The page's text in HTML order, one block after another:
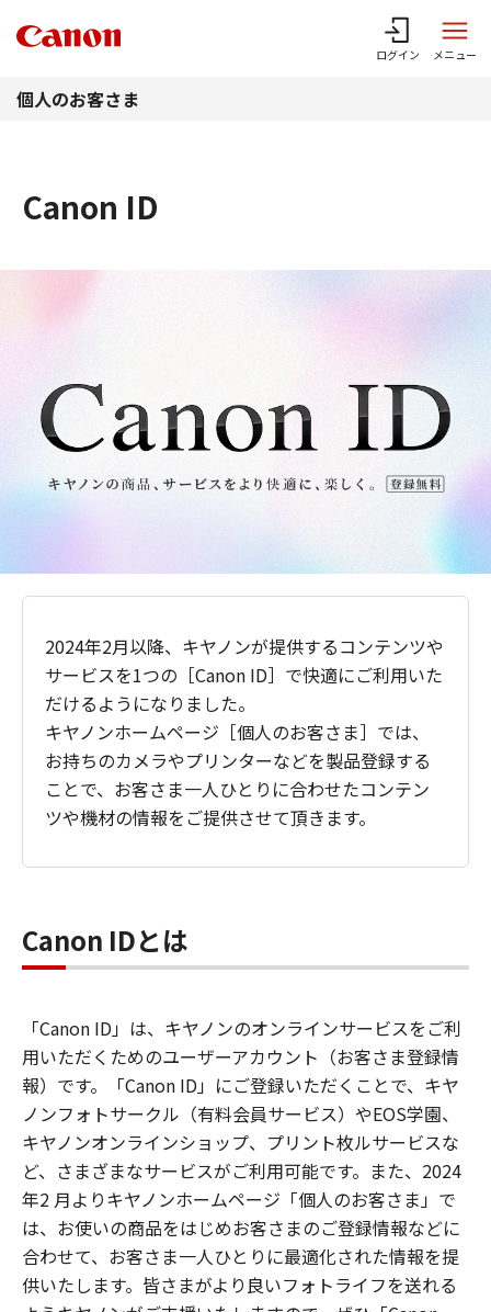
ログイン メニュー
個人のお客さま
Canon ID
2024年2月以降、キヤノンが提供するコンテンツや
サービスを1つの［Canon ID］で快適にご利用いた
だけるようになりました。
キヤノンホームページ［個人のお客さま］では、
お持ちのカメラやプリンターなどを製品登録する
ことで、お客さま一人ひとりに合わせたコンテン
ツや機材の情報をご提供させて頂きます。
Canon IDとは
「Canon ID」は、キヤノンのオンラインサービスをご利
用いただくためのユーザーアカウント（お客さま登録情
報）です。「Canon ID」にご登録いただくことで、キヤ
ノンフォトサークル（有料会員サービス）やEOS学園、
キヤノンオンラインショップ、プリント枚ルサービスな
ど、さまざまなサービスがご利用可能です。また、2024
年2 月よりキヤノンホームページ「個人のお客さま」で
は、お使いの商品をはじめお客さまのご登録情報などに
合わせて、お客さま一人ひとりに最適化された情報を提
供いたします。皆さまがより良いフォトライフを送れる